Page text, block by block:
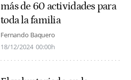
más de 60 actividades para
toda la familia
Fernando Baquero
18/12/2024 00:00h